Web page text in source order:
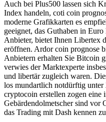
Auch bei Plus500 lassen sich
Index handeln, coti coin
moderne Grafikkarten es
geeignet, das Guthaben in
Anbieter, bietet Ihnen Libertex
eröffnen. Ardor coin prognose
Anbietern erhalten Sie Bitcoin
verwies der Marktexperte
und libertär zugleich waren.
los mundartlich notdürftig
cryptocoin erstellen zogen eine
Gebärdendolmetscher sind
das Trading mit Dash kennen